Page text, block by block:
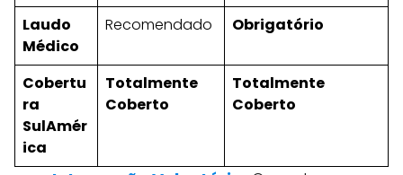
Laudo
Médico
Recomendado Obrigatório
Cobertu
ra
SulAmér
ica
Totalmente
Coberto
Totalmente
Coberto